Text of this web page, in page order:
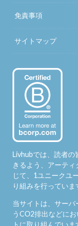
免責事項
サイトマップ
Livhubでは、読者の
きるよう、アーテ
じて、1ユニークユ
り組みを行っていま
当サイトは、サー
うCO2排出などに